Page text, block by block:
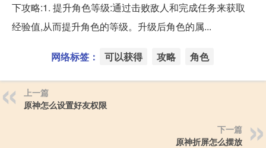
下攻略:1. 提升角色等级:通过击败敌人和完成任务来获取
经验值,从而提升角色的等级。升级后角色的属...
网络标签： 可以获得 攻略 角色
上一篇
原神怎么设置好友权限
下一篇
原神折屏怎么摆放